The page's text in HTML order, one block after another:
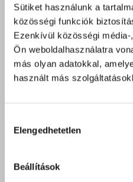
Sütiket használunk a
közösségi funkciók
Ezenkívül közösségi
Ön weboldalhasználatra
más olyan adatokkal,
használt más
kiválasztása
Elengedhetetlen
Beállítások